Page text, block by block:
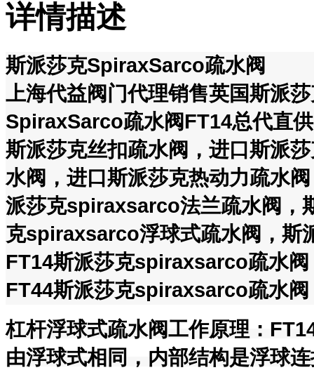
详情描述
斯派莎克SpiraxSarco疏水阀
上海代益阀门代理销售英国斯派
SpiraxSarco疏水阀FT14总代直
斯派莎克丝扣疏水阀，进口斯派
水阀，进口斯派莎克热动力疏水
派莎克spiraxsarco法兰疏水阀，
克spiraxsarco浮球式疏水阀，斯
FT14斯派莎克spiraxsarco疏水
FT44斯派莎克spiraxsarco疏水
杠杆浮球式疏水阀工作原理：
由浮球式相同，内部结构是浮球